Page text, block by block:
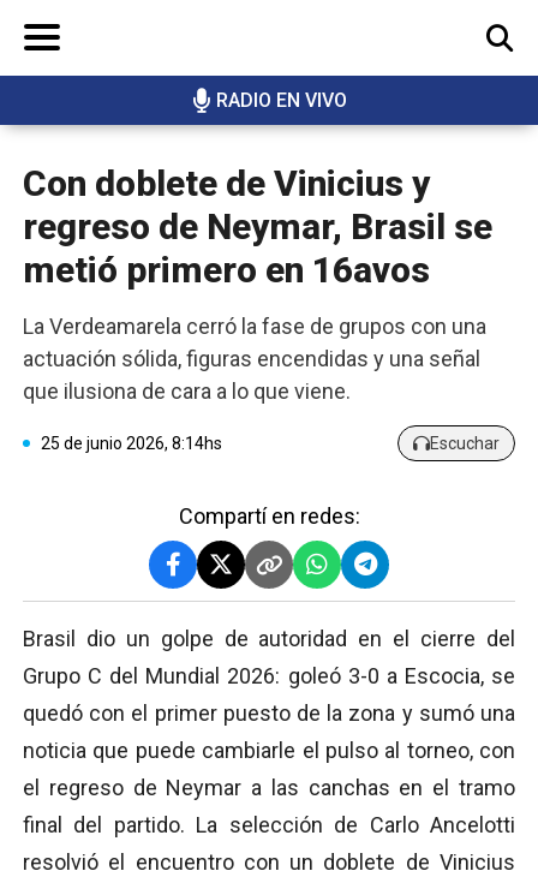
RADIO EN VIVO
BUSCAR
Con doblete de Vinicius y
regreso de Neymar, Brasil se
metió primero en 16avos
La Verdeamarela cerró la fase de grupos con una
actuación sólida, figuras encendidas y una señal
que ilusiona de cara a lo que viene.
25 de junio 2026, 8:14hs Escuchar
Compartí en redes:
Brasil dio un golpe de autoridad en el cierre del
Grupo C del Mundial 2026: goleó 3-0 a Escocia, se
quedó con el primer puesto de la zona y sumó una
noticia que puede cambiarle el pulso al torneo, con
el regreso de Neymar a las canchas en el tramo
final del partido. La selección de Carlo Ancelotti
resolvió el encuentro con un doblete de Vinicius